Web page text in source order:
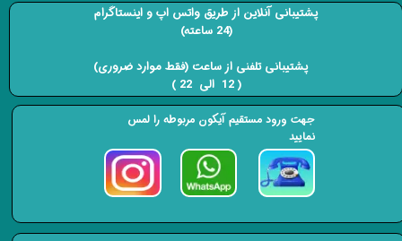
پشتیبانی آنلاین از طریق واتس اپ و اینستاگرام
(24 ساعته)
​​​​​​​ پشتیبانی تلفنی از ساعت (فقط موارد ضروری)
( 12 الی 22 ) ​​​​​​​
جهت ورود مستقیم آیکون مربوطه را لمس
نمایید